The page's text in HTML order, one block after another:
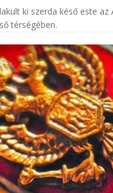
ki szerda késő este az
térségében.